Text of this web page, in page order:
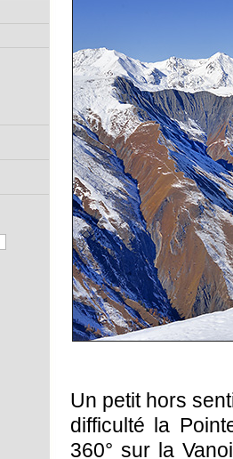
Un petit hors
difficulté la
360° sur la